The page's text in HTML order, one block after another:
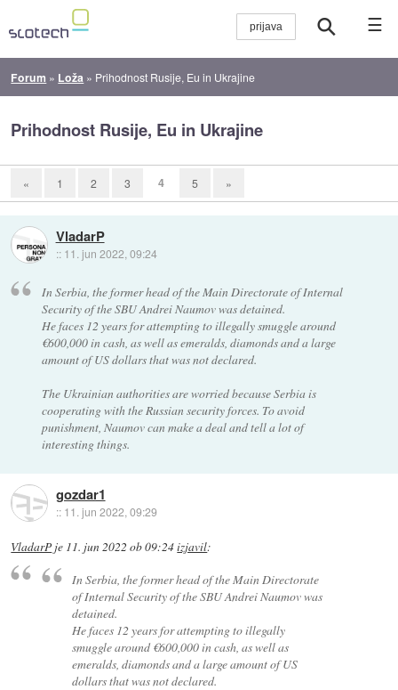
☰
Forum » Loža » Prihodnost Rusije, Eu in Ukrajine
Prihodnost Rusije, Eu in Ukrajine
« 1 2 3 4 5 »
VladarP
:: 11. jun 2022, 09:24
In Serbia, the former head of the Main Directorate of Internal
Security of the SBU Andrei Naumov was detained.
He faces 12 years for attempting to illegally smuggle around
€600,000 in cash, as well as emeralds, diamonds and a large
amount of US dollars that was not declared.
The Ukrainian authorities are worried because Serbia is
cooperating with the Russian security forces. To avoid
punishment, Naumov can make a deal and tell a lot of
interesting things.
gozdar1
:: 11. jun 2022, 09:29
VladarP je 11. jun 2022 ob 09:24izjavil:
In Serbia, the former head of the Main Directorate
of Internal Security of the SBU Andrei Naumov was
detained.
He faces 12 years for attempting to illegally
smuggle around €600,000 in cash, as well as
emeralds, diamonds and a large amount of US
dollars that was not declared.